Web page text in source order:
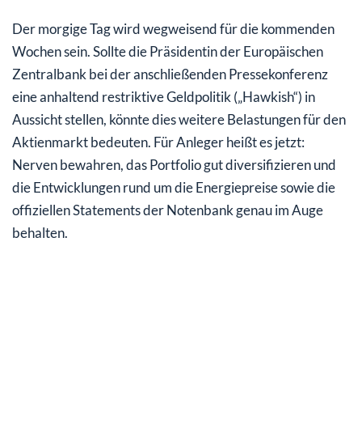
Der morgige Tag wird wegweisend für die kommenden
Wochen sein. Sollte die Präsidentin der Europäischen
Zentralbank bei der anschließenden Pressekonferenz
eine anhaltend restriktive Geldpolitik („Hawkish“) in
Aussicht stellen, könnte dies weitere Belastungen für den
Aktienmarkt bedeuten. Für Anleger heißt es jetzt:
Nerven bewahren, das Portfolio gut diversifizieren und
die Entwicklungen rund um die Energiepreise sowie die
offiziellen Statements der Notenbank genau im Auge
behalten.